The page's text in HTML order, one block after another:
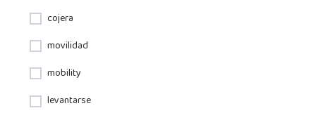
cojera
movilidad
mobility
levantarse